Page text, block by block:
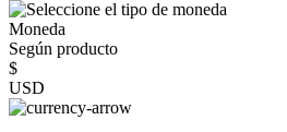
Moneda
Según producto
$
USD